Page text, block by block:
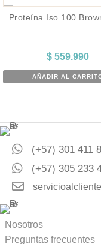
Proteína Iso 100
$559.990
AÑADIR AL
(+57) 301 411
(+57) 305 233
Nosotros
Preguntas frecuentes